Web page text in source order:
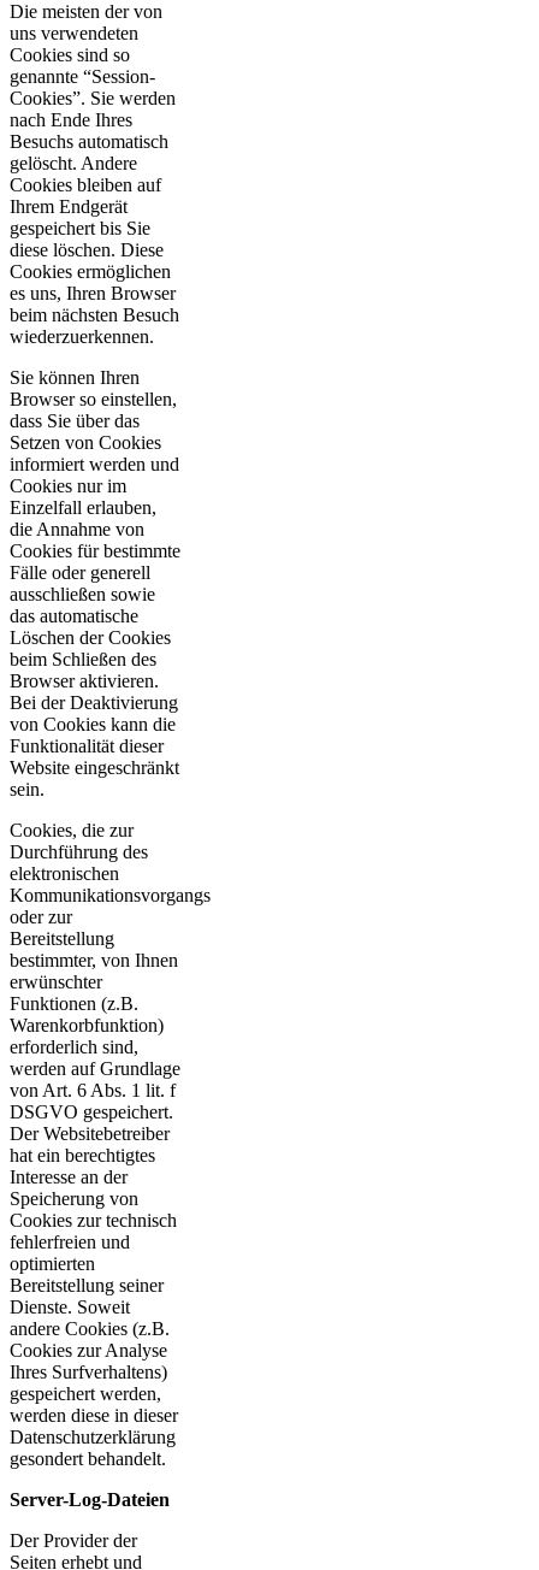
Die meisten der von
uns verwendeten
Cookies sind so
genannte “Session-
Cookies”. Sie werden
nach Ende Ihres
Besuchs automatisch
gelöscht. Andere
Cookies bleiben auf
Ihrem Endgerät
gespeichert bis Sie
diese löschen. Diese
Cookies ermöglichen
es uns, Ihren Browser
beim nächsten Besuch
wiederzuerkennen.
Sie können Ihren
Browser so einstellen,
dass Sie über das
Setzen von Cookies
informiert werden und
Cookies nur im
Einzelfall erlauben,
die Annahme von
Cookies für bestimmte
Fälle oder generell
ausschließen sowie
das automatische
Löschen der Cookies
beim Schließen des
Browser aktivieren.
Bei der Deaktivierung
von Cookies kann die
Funktionalität dieser
Website eingeschränkt
sein.
Cookies, die zur
Durchführung des
elektronischen
Kommunikationsvorgangs
oder zur
Bereitstellung
bestimmter, von Ihnen
erwünschter
Funktionen (z.B.
Warenkorbfunktion)
erforderlich sind,
werden auf Grundlage
von Art. 6 Abs. 1 lit. f
DSGVO gespeichert.
Der Websitebetreiber
hat ein berechtigtes
Interesse an der
Speicherung von
Cookies zur technisch
fehlerfreien und
optimierten
Bereitstellung seiner
Dienste. Soweit
andere Cookies (z.B.
Cookies zur Analyse
Ihres Surfverhaltens)
gespeichert werden,
werden diese in dieser
Datenschutzerklärung
gesondert behandelt.
Server-Log-Dateien
Der Provider der
Seiten erhebt und